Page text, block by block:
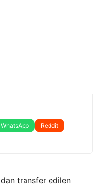
WhatsApp
Reddit
transfer edilen